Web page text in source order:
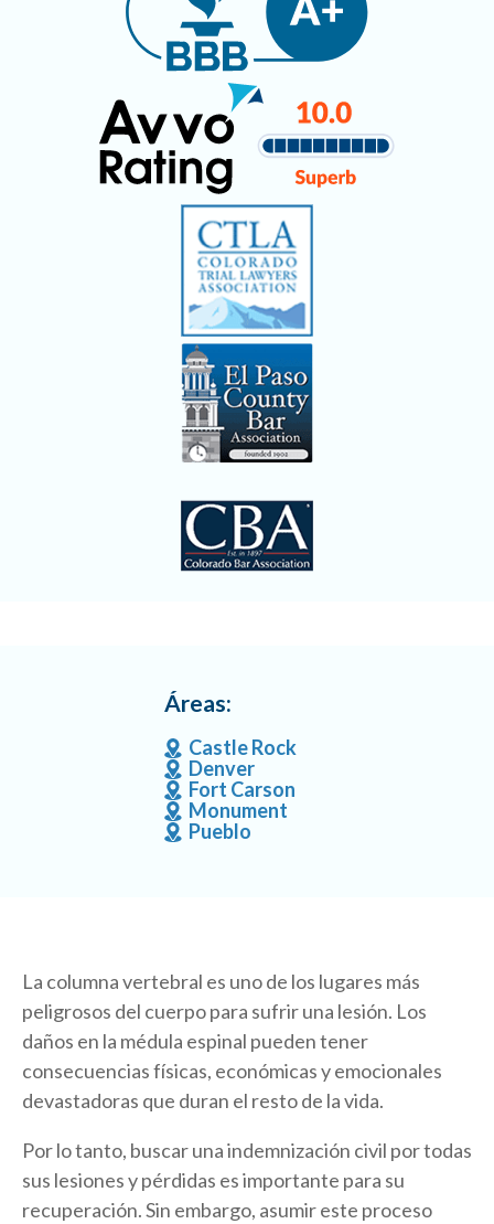
Áreas:
Castle Rock
Denver
Fort Carson
Monument
Pueblo
La columna vertebral es uno de los lugares más
peligrosos del cuerpo para sufrir una lesión. Los
daños en la médula espinal pueden tener
consecuencias físicas, económicas y emocionales
devastadoras que duran el resto de la vida.
Por lo tanto, buscar una indemnización civil por todas
sus lesiones y pérdidas es importante para su
recuperación. Sin embargo, asumir este proceso